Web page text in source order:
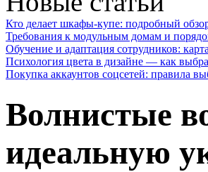
Кто делает шкафы-купе: подробный
Требования к модульным домам и
Обучение и адаптация сотрудников:
Психология цвета в дизайне — как
Покупка аккаунтов соцсетей: правила
Волнистые
идеальную